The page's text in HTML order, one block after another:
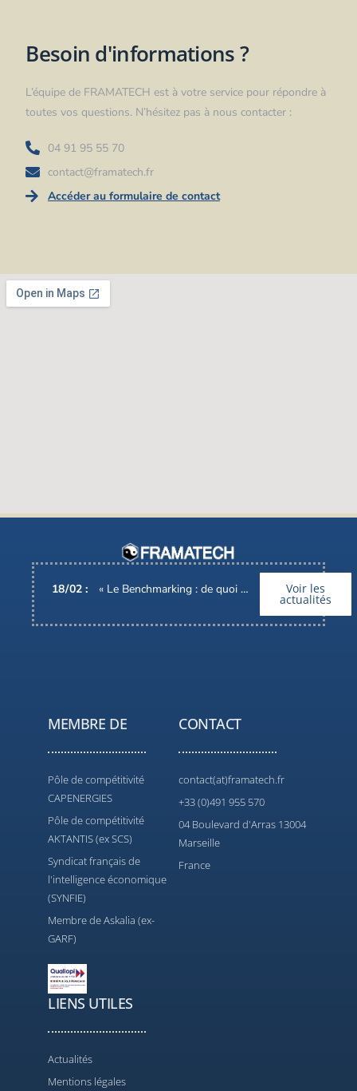
Besoin d'informations ?
L’équipe de FRAMATECH est à votre service pour répondre à
toutes vos questions. N’hésitez pas à nous contacter :
04 91 95 55 70
contact@framatech.fr
Accéder au formulaire de contact
18/02 : « Le Benchmarking : de quoi parle-t-on ? », Interview d’Alain BARONI, Pdg de FRAMATECH Voir les
actualités
MEMBRE DE
Pôle de compétitivité
CAPENERGIES
Pôle de compétitivité
AKTANTIS (ex SCS)
Syndicat français de
l'intelligence économique
(SYNFIE)
Membre de Askalia (ex-
GARF)
CONTACT
contact(at)framatech.fr
+33 (0)491 955 570
04 Boulevard d'Arras 13004
Marseille
France
LIENS UTILES
Actualités
Mentions légales